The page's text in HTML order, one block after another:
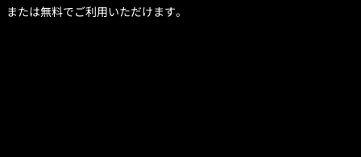
または無料でご利用いただけます。